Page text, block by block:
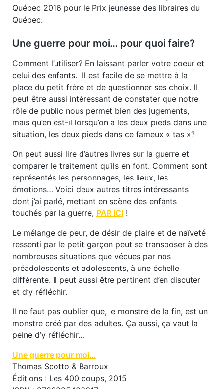
Québec 2016 pour le Prix jeunesse des libraires du
Québec.
Une guerre pour moi… pour quoi faire?
Comment l’utiliser? En laissant parler votre coeur et
celui des enfants. Il est facile de se mettre à la
place du petit frère et de questionner ses choix. Il
peut être aussi intéressant de constater que notre
rôle de public nous permet bien des jugements,
mais qu’en est-il lorsqu’on a les deux pieds dans une
situation, les deux pieds dans ce fameux « tas »?
On peut aussi lire d’autres livres sur la guerre et
comparer le traitement qu’ils en font. Comment sont
représentés les personnages, les lieux, les
émotions… Voici deux autres titres intéressants
dont j’ai parlé, mettant en scène des enfants
touchés par la guerre, PAR ICI !
Le mélange de peur, de désir de plaire et de naïveté
ressenti par le petit garçon peut se transposer à des
nombreuses situations que vécues par nos
préadolescents et adolescents, à une échelle
différente. Il peut aussi être pertinent d’en discuter
et d’y réfléchir.
Il ne faut pas oublier que, le monstre de la fin, est un
monstre créé par des adultes. Ça aussi, ça vaut la
peine d’y réfléchir…
Une guerre pour moi…
Thomas Scotto & Barroux
Éditions : Les 400 coups, 2015